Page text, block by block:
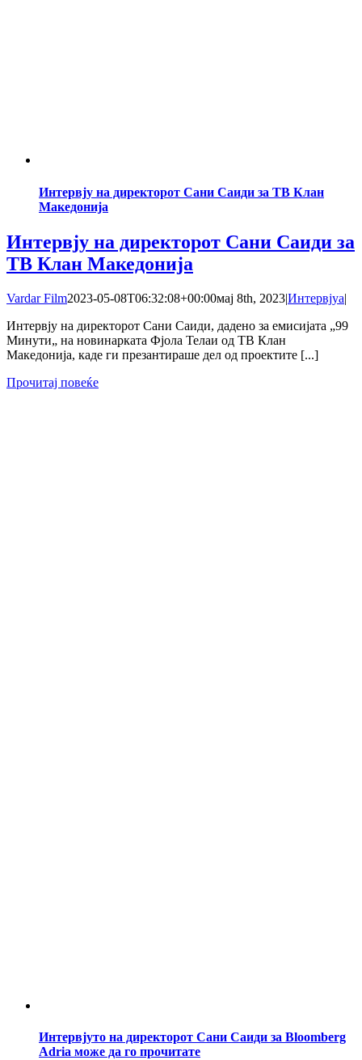
Интервју на директорот Сани Саиди за ТВ Клан
Македонија
Интервју на директорот Сани Саиди за
ТВ Клан Македонија
Vardar Film2023-05-08T06:32:08+00:00мај 8th, 2023|Интервјуа|
Интервју на директорот Сани Саиди, дадено за емисијата „99
Mинути„ на новинарката Фјола Телаи од ТВ Клан
Македонија, каде ги презантираше дел од проектите [...]
Прочитај повеќе
Интервјуто на директорот Сани Саиди за Bloomberg
Adria може да го прочитате